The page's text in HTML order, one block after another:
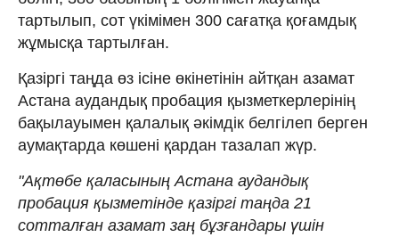
тартылып, сот үкімімен 300 сағатқа қоғамдық
жұмысқа тартылған.
Қазіргі таңда өз ісіне өкінетінін айтқан азамат​
Астана аудандық пробация қызметкерлерінің
бақылауымен қалалық әкімдік белгілеп берген
аумақтарда көшені қардан тазалап жүр.
"Ақтөбе қаласының Астана аудандық
пробация қызметінде қазіргі таңда 21
сотталған азамат заң бұзғандары үшін